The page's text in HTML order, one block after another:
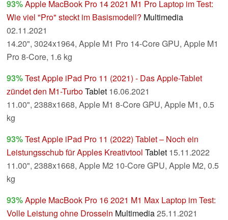
93%Apple MacBook Pro 14 2021 M1 Pro Laptop im Test:
Wie viel "Pro" steckt im Basismodell? Multimedia
02.11.2021
14.20", 3024x1964, Apple M1 Pro 14-Core GPU, Apple M1
Pro 8-Core, 1.6 kg
93%Test Apple iPad Pro 11 (2021) - Das Apple-Tablet
zündet den M1-TurboTablet 16.06.2021
11.00", 2388x1668, Apple M1 8-Core GPU, Apple M1, 0.5
kg
93%Test Apple iPad Pro 11 (2022) Tablet – Noch ein
Leistungsschub für Apples Kreativtool Tablet 15.11.2022
11.00", 2388x1668, Apple M2 10-Core GPU, Apple M2, 0.5
kg
93%Apple MacBook Pro 16 2021 M1 Max Laptop im Test:
Volle Leistung ohne Drosseln Multimedia25.11.2021